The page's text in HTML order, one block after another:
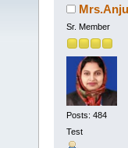
Sr. Member
Posts: 484
Test